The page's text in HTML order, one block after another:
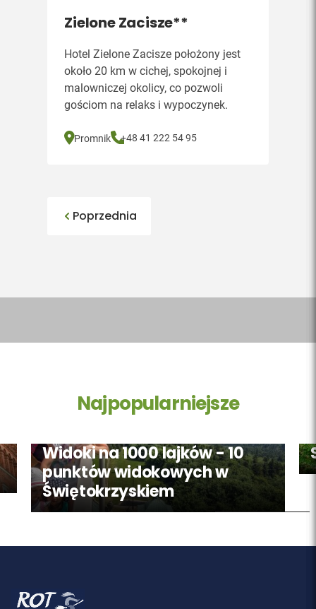
Zielone Zacisze**
Hotel Zielone Zacisze położony jest
około 20 km w cichej, spokojnej i
malowniczej okolicy, co pozwoli
gościom na relaks i wypoczynek.
Promnik +48 41 222 54 95
Poprzednia
Najpopularniejsze
Widoki na 1000 lajków - 10
punktów widokowych w
Świętokrzyskiem